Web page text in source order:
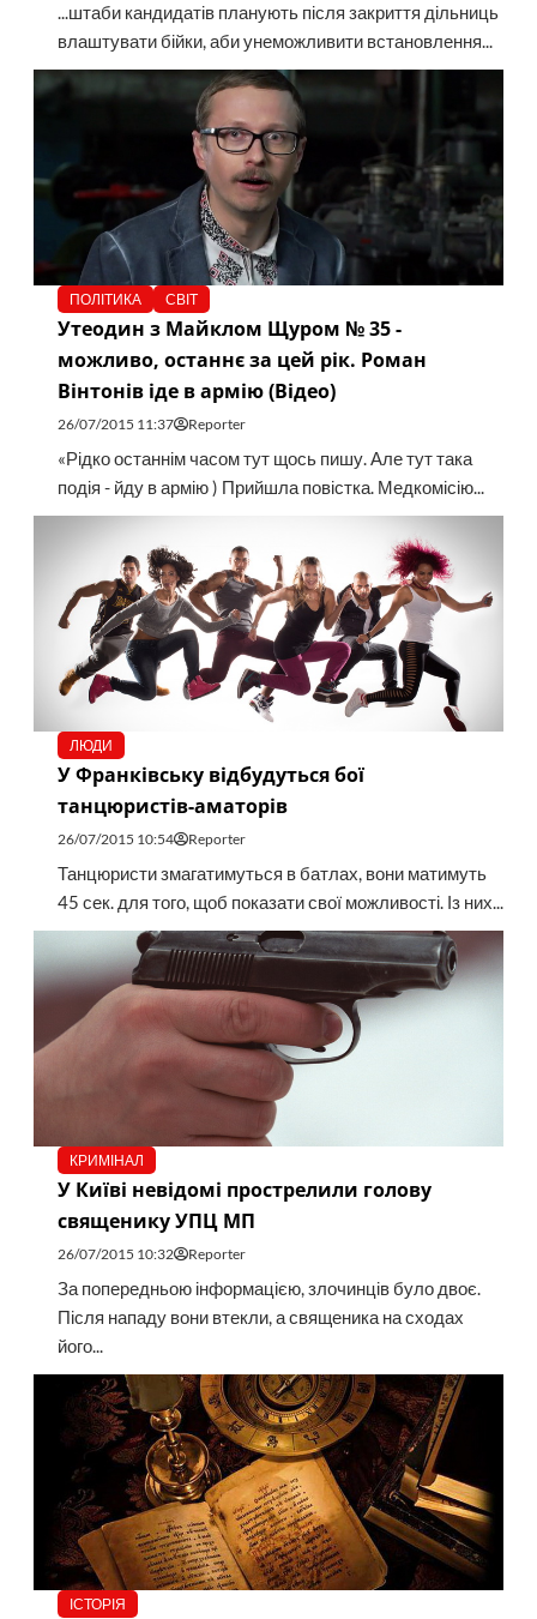
...штаби кандидатів планують після закриття дільниць
влаштувати бійки, аби унеможливити встановлення...
ПОЛІТИКА СВІТ
Утеодин з Майклом Щуром № 35 -
можливо, останнє за цей рік. Роман
Вінтонів іде в армію (Відео)
26/07/2015 11:37 Reporter
«Рідко останнім часом тут щось пишу. Але тут така
подія - йду в армію ) Прийшла повістка. Медкомісію...
ЛЮДИ
У Франківську відбудуться бої
танцюристів-аматорів
26/07/2015 10:54 Reporter
Танцюристи змагатимуться в батлах, вони матимуть
45 сек. для того, щоб показати свої можливості. Із них...
КРИМІНАЛ
У Київі невідомі прострелили голову
священику УПЦ МП
26/07/2015 10:32 Reporter
За попередньою інформацією, злочинців було двоє.
Після нападу вони втекли, а священика на сходах
його...
ІСТОРІЯ